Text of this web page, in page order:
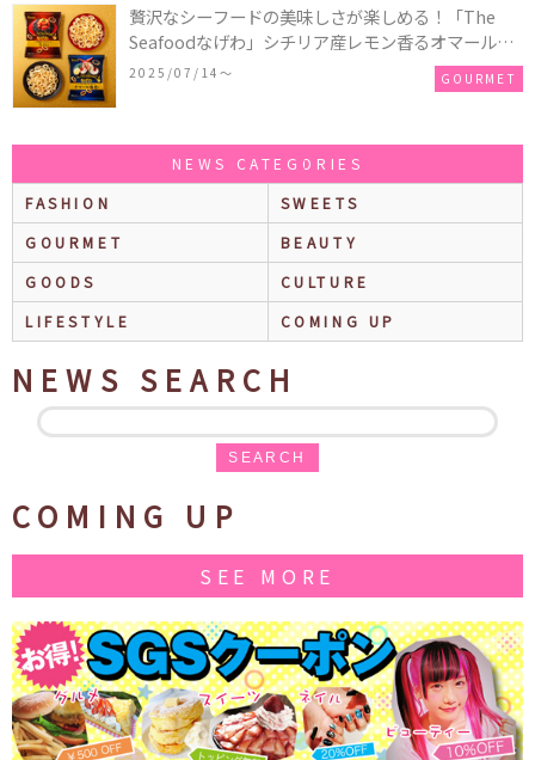
贅沢なシーフードの美味しさが楽しめる！「The
Seafoodなげわ」シチリア産レモン香るオマール海
老味、安曇野産わさび香るうに味が期間限定で新発
2025/07/14〜 GOURMET
NEWS CATEGORIES
FASHION
SWEETS
GOURMET
BEAUTY
GOODS
CULTURE
LIFESTYLE
COMING UP
NEWS SEARCH
SEARCH
COMING UP
SEE MORE